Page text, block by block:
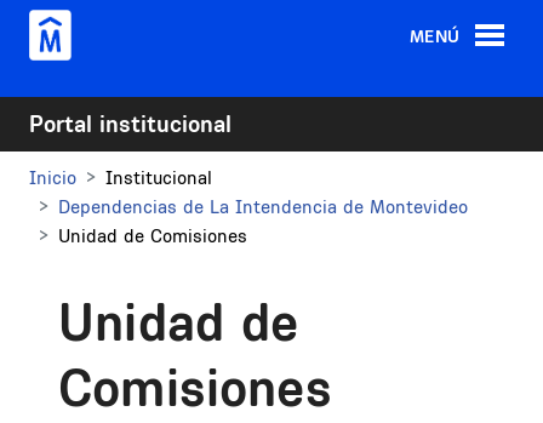
Pasar al contenido principal
MENÚ
Portal institucional
Inicio
Institucional
Dependencias de La Intendencia de Montevideo
Unidad de Comisiones
Unidad de
Comisiones